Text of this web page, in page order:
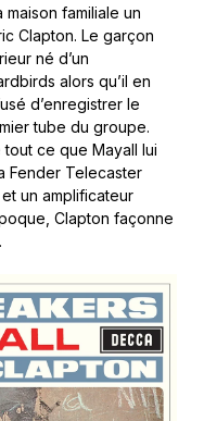
familiale un
Clapton. Le garçon
né d’un
alors qu’il en
d’enregistrer le
tube du groupe.
ce que Mayall lui
Fender Telecaster
un amplificateur
Clapton façonne